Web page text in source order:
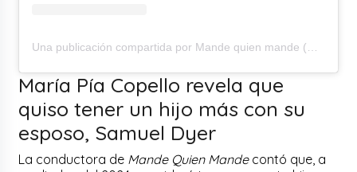
María Pía Copello revela que
quiso tener un hijo más con su
esposo, Samuel Dyer
La conductora de Mande Quien Mande contó que, a